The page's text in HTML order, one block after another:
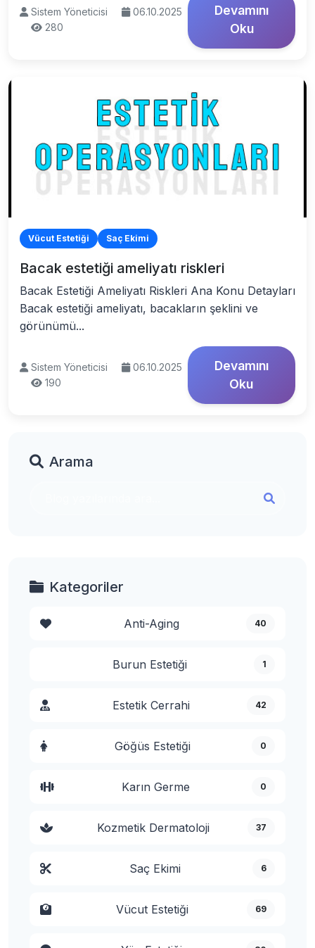
Sistem Yöneticisi
06.10.2025
280
Devamını
Oku
Vücut Estetiği Saç Ekimi
Bacak estetiği ameliyatı riskleri
Bacak Estetiği Ameliyatı Riskleri Ana Konu Detayları
Bacak estetiği ameliyatı, bacakların şeklini ve
görünümü...
Sistem Yöneticisi
06.10.2025
190
Devamını
Oku
Arama
Kategoriler
Anti-Aging 40
Burun Estetiği 1
Estetik Cerrahi 42
Göğüs Estetiği 0
Karın Germe 0
Kozmetik Dermatoloji 37
Saç Ekimi 6
Vücut Estetiği 69